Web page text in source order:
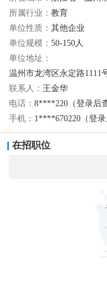
所属行业： 教育
单位性质： 其他企业
单位规模： 50-150人
单位地址：
温州市龙湾区永定路1111
联系人： 王金华
电话： 8****220（登录后
手机： 1****670220（登录
在招职位